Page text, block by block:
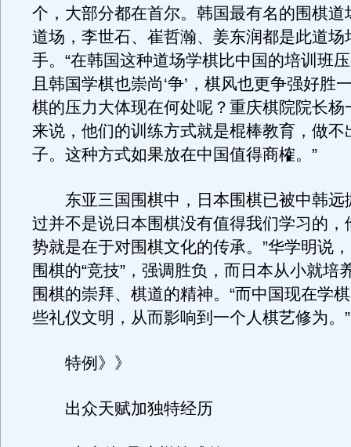
个，大部分都在首尔。韩国最有名的围棋道
道场，李世石、崔哲瀚、姜东润都是此道场
手。“在韩国这种道场学棋比中国的培训班
且韩国学棋也崇尚‘争’，棋风也更争强好胜
棋的压力大体现在何处呢？重庆棋院院长杨
来说，他们的训练方式就是棍棒教育，做不
子。这种方式如果放在中国值得商榷。”
东亚三国围棋中，日本围棋已被中韩远
过并不是说日本围棋没有值得我们学习的，
势就是在于对围棋文化的传承。”华学明说
围棋的“竞技”，强调胜负，而日本从小就培
围棋的崇拜、棋道的精神。“而中国现在学
些礼仪文明，从而影响到一个人棋艺修为。”
特例》》
出众天赋加独特经历